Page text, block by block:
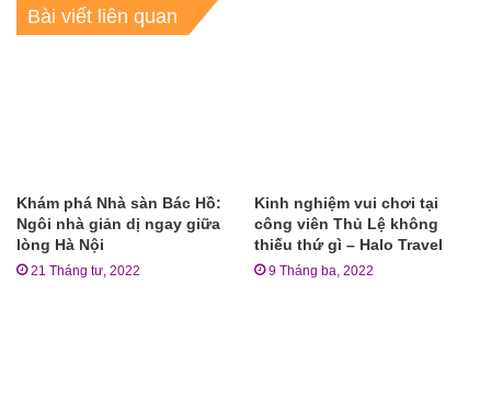
Bài viết liên quan
Khám phá Nhà sàn Bác Hồ:
Ngôi nhà giản dị ngay giữa
lòng Hà Nội
21 Tháng tư, 2022
Kinh nghiệm vui chơi tại
công viên Thủ Lệ không
thiếu thứ gì – Halo Travel
9 Tháng ba, 2022